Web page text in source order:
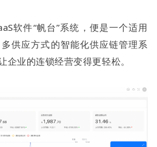
软件“帆台”系统，便是一个适用
供应方式的智能化供应链管理系
企业的连锁经营变得更轻松。